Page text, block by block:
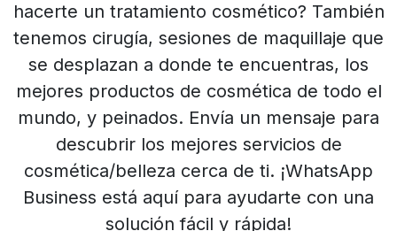
hacerte un tratamiento cosmético? También
tenemos cirugía, sesiones de maquillaje que
se desplazan a donde te encuentras, los
mejores productos de cosmética de todo el
mundo, y peinados. Envía un mensaje para
descubrir los mejores servicios de
cosmética/belleza cerca de ti. ¡WhatsApp
Business está aquí para ayudarte con una
solución fácil y rápida!